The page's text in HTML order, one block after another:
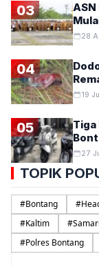
03
ASN
28
04
19
05
Tiga
27
TOPIK
#Bontang #
#Kaltim #
#Polres Bontang